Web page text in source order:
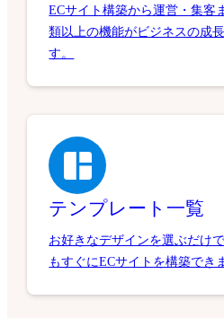
ECサイト構築から運営・集客
類以上の機能がビジネスの成
す。
テンプレート一覧
お好きなデザインを選ぶだけ
もすぐにECサイトを構築でき